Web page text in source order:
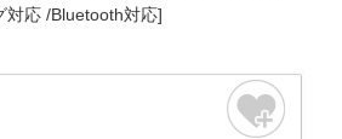
対応 /Bluetooth対応]